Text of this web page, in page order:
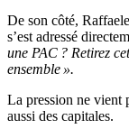
De son côté,
s’est adressé
une PAC ? Retirez
ensemble ».
La pression ne vient
aussi des capitales.